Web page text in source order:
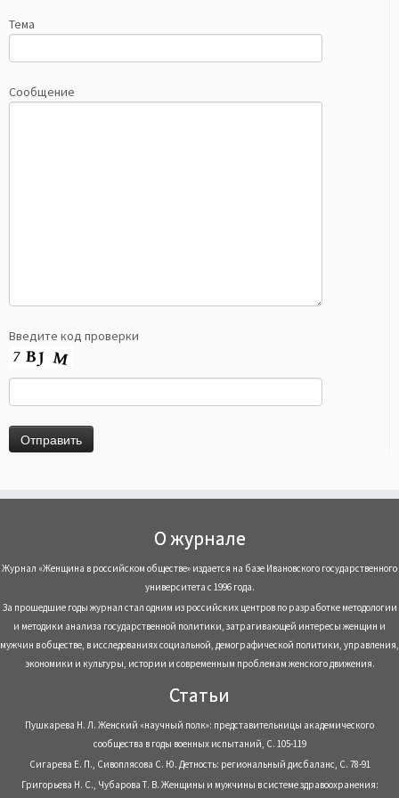
Тема
Сообщение
Введите код проверки
О журнале
Журнал «Женщина в российском обществе» издается на базе Ивановского государственного
университета с 1996 года.
За прошедшие годы журнал стал одним из российских центров по разработке методологии
и методики анализа государственной политики, затрагивающей интересы женщин и
мужчин в обществе, в исследованиях социальной, демографической политики, управления,
экономики и культуры, истории и современным проблемам женского движения.
Статьи
Пушкарева Н. Л. Женский «научный полк»: представительницы академического
сообщества в годы военных испытаний, С. 105-119
Сигарева Е. П., Сивоплясова С. Ю. Детность: региональный дисбаланс, С. 78-91
Григорьева Н. С., Чубарова Т. В. Женщины и мужчины в системе здравоохранения: